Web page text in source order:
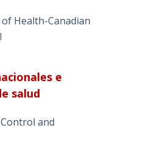
Health-Canadian
e
salud
and